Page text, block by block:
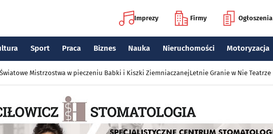
Imprezy Firmy Ogłoszenia
Sport Praca Biznes Nauka Nieruchomości Motoryzacja
Światowe Mistrzostwa w pieczeniu Babki i Kiszki ZiemniaczanejLetnie Granie w Nie Teatrze